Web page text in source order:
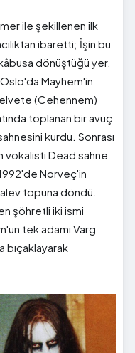
ile şekillenen ilk
ibaretti; İşin bu
dönüştüğü yer,
Mayhem'in
(Cehennem)
toplanan bir avuç
kurdu. Sonrası
vokalisti Dead sahne
Norveç'in
topuna döndü.
şöhretli iki ismi
tek adamı Varg
bıçaklayarak